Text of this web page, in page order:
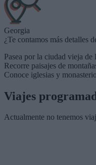
Georgia
¿Te contamos más detalles
Pasea por la ciudad vieja
Recorre paisajes de
Conoce iglesias y
Viajes
Actualmente no tenemos